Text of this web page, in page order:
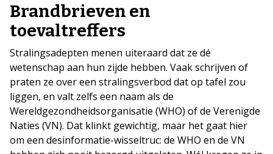
Brandbrieven en
toevaltreffers
Stralingsadepten menen uiteraard dat ze dé
wetenschap aan hun zijde hebben. Vaak schrijven of
praten ze over een stralingsverbod dat op tafel zou
liggen, en valt zelfs een naam als de
Wereldgezondheidsorganisatie (WHO) of de Verenigde
Naties (VN). Dat klinkt gewichtig, maar het gaat hier
om een desinformatie-wisseltruc: de WHO en de VN